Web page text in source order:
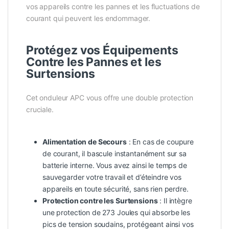
vos appareils contre les pannes et les fluctuations de
courant qui peuvent les endommager.
Protégez vos Équipements
Contre les Pannes et les
Surtensions
Cet onduleur APC vous offre une double protection
cruciale.
Alimentation de Secours: En cas de coupure
de courant, il bascule instantanément sur sa
batterie interne. Vous avez ainsi le temps de
sauvegarder votre travail et d’éteindre vos
appareils en toute sécurité, sans rien perdre.
Protection contre les Surtensions: Il intègre
une protection de 273 Joules qui absorbe les
pics de tension soudains, protégeant ainsi vos